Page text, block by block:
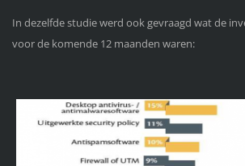
In dezelfde studie werd ook gevraagd wat de
voor de komende 12 maanden waren: